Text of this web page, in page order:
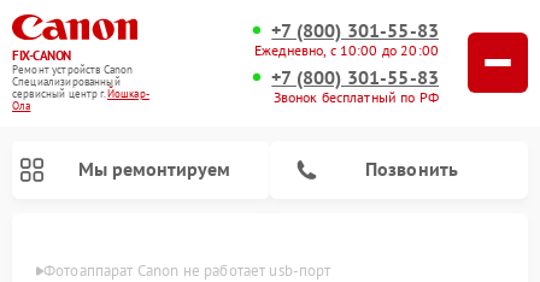
FIX-CANON
Ремонт устройств Canon
Специализированный
cервисный центр г.Йошкар-
Ола
+7 (800) 301-55-83
Ежедневно, с 10:00 до 20:00
+7 (800) 301-55-83
Звонок бесплатный по РФ
Мы ремонтируем Позвонить
Фотоаппарат Canon не работает usb-порт